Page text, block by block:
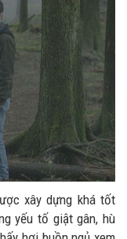
xây dựng khá tốt
yếu tố giật gân, hù